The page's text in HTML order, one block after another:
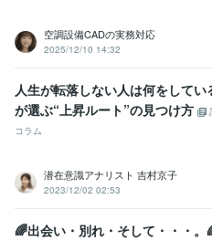
ビジネス・クリエイティブツール
Excel:10年Google スプレッドシート
Google ドキュメント:5年
カラーミーショップ:15年freee:6年
Canva:3年
恋愛 仕事 人間関係 開運
悩み相談・カウンセリング
恋愛 仕事 子育て 人間関係
空調設備CADの実務対応
2025/12/10 14:32
人生が転落しない人は何をしてい
が選ぶ“上昇ルート”の見つけ方
コラム
潜在意識アナリスト 吉村京子
2023/12/02 02:53
🌈出会い・別れ・そして・・・。